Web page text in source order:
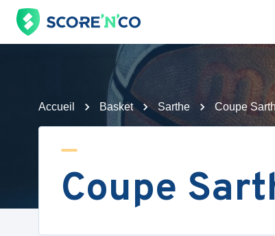
Accueil Basket Sarthe Coupe
Coupe